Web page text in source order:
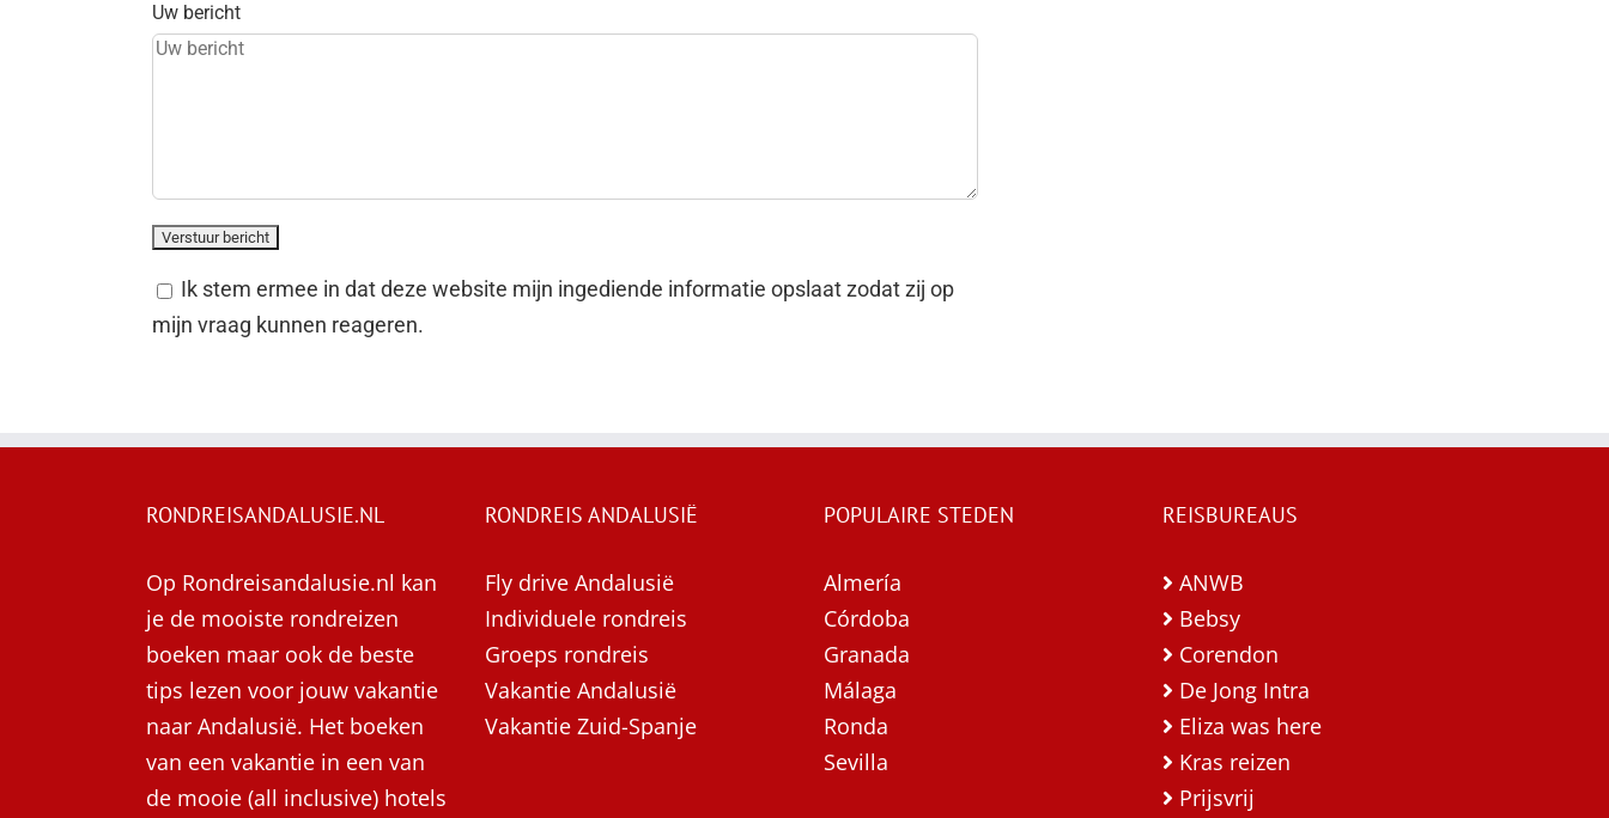
Uw bericht
Ik stem ermee in dat deze website mijn ingediende informatie opslaat zodat zij op
mijn vraag kunnen reageren.
RONDREISANDALUSIE.NL
Op Rondreisandalusie.nl kan
je de mooiste rondreizen
boeken maar ook de beste
tips lezen voor jouw vakantie
naar Andalusië. Het boeken
van een vakantie in een van
de mooie (all inclusive) hotels
RONDREIS ANDALUSIË
Fly drive Andalusië
Individuele rondreis
Groeps rondreis
Vakantie Andalusië
Vakantie Zuid-Spanje
POPULAIRE STEDEN
Almería
Córdoba
Granada
Málaga
Ronda
Sevilla
REISBUREAUS
ANWB
Bebsy
Corendon
De Jong Intra
Eliza was here
Kras reizen
Prijsvrij